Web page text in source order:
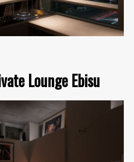
Lounge Ebisu